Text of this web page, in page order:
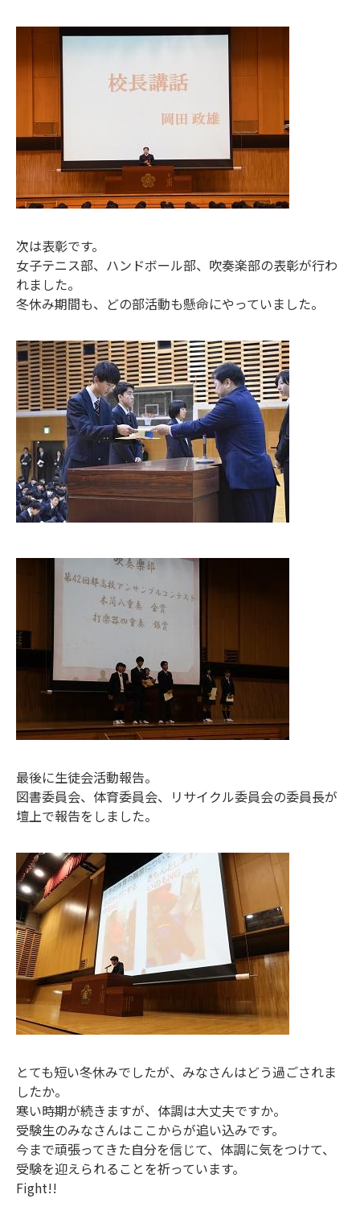
次は表彰です。
女子テニス部、ハンドボール部、吹奏楽部の表彰が行わ
れました。
冬休み期間も、どの部活動も懸命にやっていました。
最後に生徒会活動報告。
図書委員会、体育委員会、リサイクル委員会の委員長が
壇上で報告をしました。
とても短い冬休みでしたが、みなさんはどう過ごされま
したか。
寒い時期が続きますが、体調は大丈夫ですか。
受験生のみなさんはここからが追い込みです。
今まで頑張ってきた自分を信じて、体調に気をつけて、
受験を迎えられることを祈っています。
Fight!!